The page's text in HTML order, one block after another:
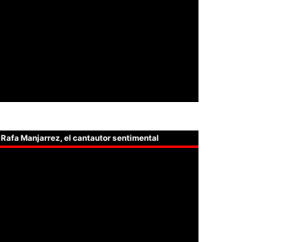
Rafa Manjarrez, el cantautor sentimental